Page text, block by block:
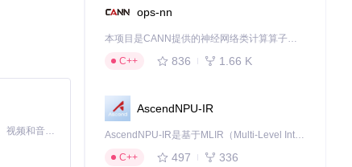
MiniMax H3 是一个通用的全模态生成系统。它支持对由文本、图像、视频和音频组成的多模态上下文进行统一理解，并能生成分辨率高达 2K、时长可达 15 秒的带原生立体声音频的视频。得益于面向任务泛化的系统设计，H3 在预训练阶段就已具备广泛的多模态上下文理解与生成能力，能够出色地执行复杂的多模态指令。
ops-nn
本项目是CANN提供的神经网络类计算算子库，实现网络在NPU上加速计算。
C++
836 1.66 K
AscendNPU-IR
AscendNPU-IR是基于MLIR（Multi-Level Intermediate Representation）构建的，面向昇腾亲和算子编译时使用的中间表示，提供昇腾完备表达能力，通过编译优化提升昇腾AI处理器计算效率，支持通过生态框架使能昇腾AI处理器与深度调优
C++
497 336